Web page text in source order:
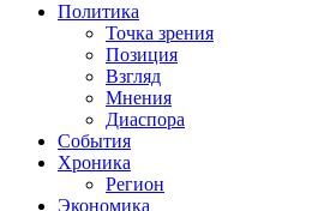
Политика
Точка зрения
Позиция
Взгляд
Мнения
Диаспора
События
Хроника
Регион
Экономика